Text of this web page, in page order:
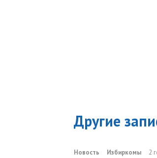
Другие
Новость Избиркомы 2